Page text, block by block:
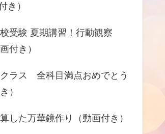
き）
校受験 夏期講習！行動観察
付き）
ラス 全科目満点おめでとう
）
した万華鏡作り（動画付き）